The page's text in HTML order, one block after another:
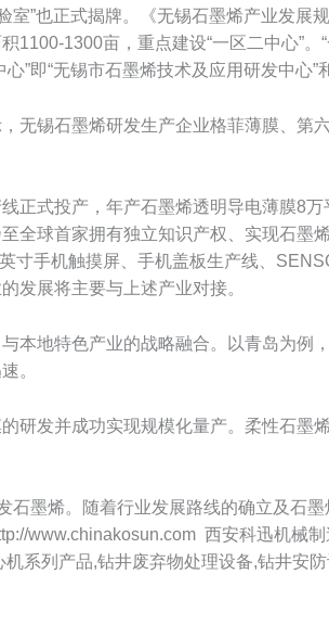
室”也正式揭牌。《无锡石墨烯产业发
1100-1300亩，重点建设“一区二中心”
”即“无锡市石墨烯技术及应用研发中心”
锡石墨烯研发生产企业格菲薄膜、第
式投产，年产石墨烯透明导电薄膜8万
全球首家拥有独立知识产权、实现石墨
寸手机触摸屏、手机盖板生产线、
发展将主要与上述产业对接。
地特色产业的战略融合。以青岛为例
。
发并成功实现规模化量产。柔性石墨
墨烯。随着行业发展路线的确立及石
www.chinakosun.com 西安科迅机械制
系列产品,钻井废弃物处理设备,钻井安